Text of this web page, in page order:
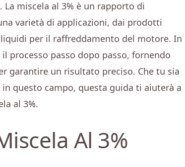
miscela al 3% è un rapporto di
varietà di applicazioni, dai prodotti
per il raffreddamento del motore. In
processo passo dopo passo, fornendo
garantire un risultato preciso. Che tu sia
questo campo, questa guida ti aiuterà a
al 3%.
Al 3%